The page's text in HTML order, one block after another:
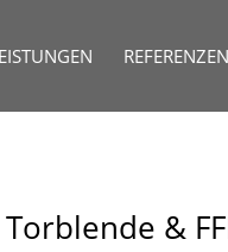
REFERENZEN
&